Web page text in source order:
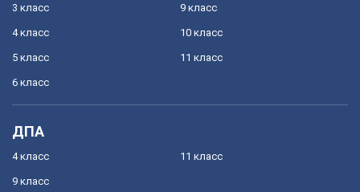
3 класс
4 класс
5 класс
6 класс
9 класс
10 класс
11 класс
ДПА
4 класс
9 класс
11 класс